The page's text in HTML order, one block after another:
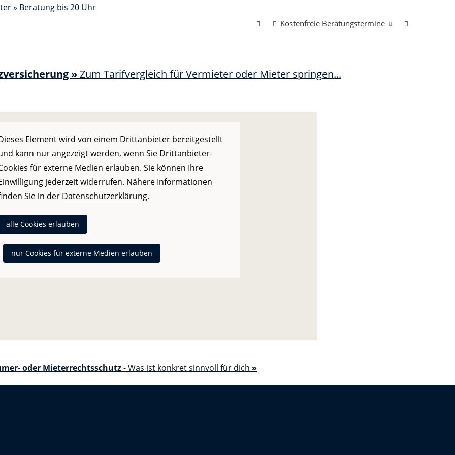
Kostenfreie Beratungstermine
»Zum Tarifvergleich für Vermieter oder Mieter springen...
Element wird von einem Drittanbieter bereitgestellt
kann nur angezeigt werden, wenn Sie Drittanbieter-
für externe Medien erlauben. Sie können Ihre
jederzeit widerrufen. Nähere Informationen
Sie in der Datenschutzerklärung.
alle Cookies erlauben
nur Cookies für externe Medien erlauben
oder Mieterrechtsschutz- Was ist konkret sinnvoll für dich »